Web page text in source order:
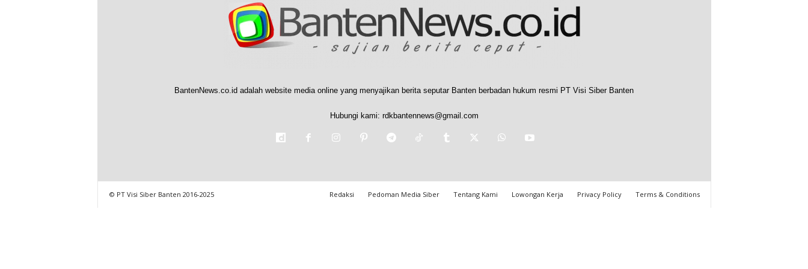
BantenNews.co.id adalah website media online yang menyajikan berita seputar Banten berbadan hukum resmi PT Visi Siber Banten
Hubungi kami: rdkbantennews@gmail.com
Redaksi Pedoman Media Siber Tentang Kami Lowongan Kerja Privacy Policy Terms & Conditions
© PT Visi Siber Banten 2016-2025